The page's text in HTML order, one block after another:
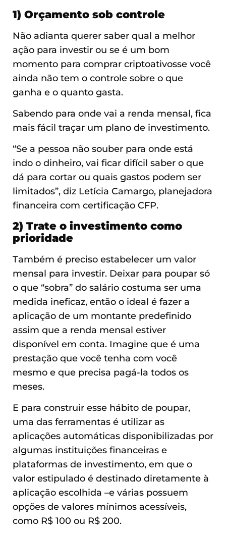
1) Orçamento sob controle
Não adianta querer saber qual a melhor
ação para investir ou se é um bom
momento para comprar criptoativosse você
ainda não tem o controle sobre o que
ganha e o quanto gasta.
Sabendo para onde vai a renda mensal, fica
mais fácil traçar um plano de investimento.
“Se a pessoa não souber para onde está
indo o dinheiro, vai ficar difícil saber o que
dá para cortar ou quais gastos podem ser
limitados”, diz Letícia Camargo, planejadora
financeira com certificação CFP.
2) Trate o investimento como
prioridade
Também é preciso estabelecer um valor
mensal para investir. Deixar para poupar só
o que “sobra” do salário costuma ser uma
medida ineficaz, então o ideal é fazer a
aplicação de um montante predefinido
assim que a renda mensal estiver
disponível em conta. Imagine que é uma
prestação que você tenha com você
mesmo e que precisa pagá-la todos os
meses.
E para construir esse hábito de poupar,
uma das ferramentas é utilizar as
aplicações automáticas disponibilizadas por
algumas instituições financeiras e
plataformas de investimento, em que o
valor estipulado é destinado diretamente à
aplicação escolhida –e várias possuem
opções de valores mínimos acessíveis,
como R$ 100 ou R$ 200.